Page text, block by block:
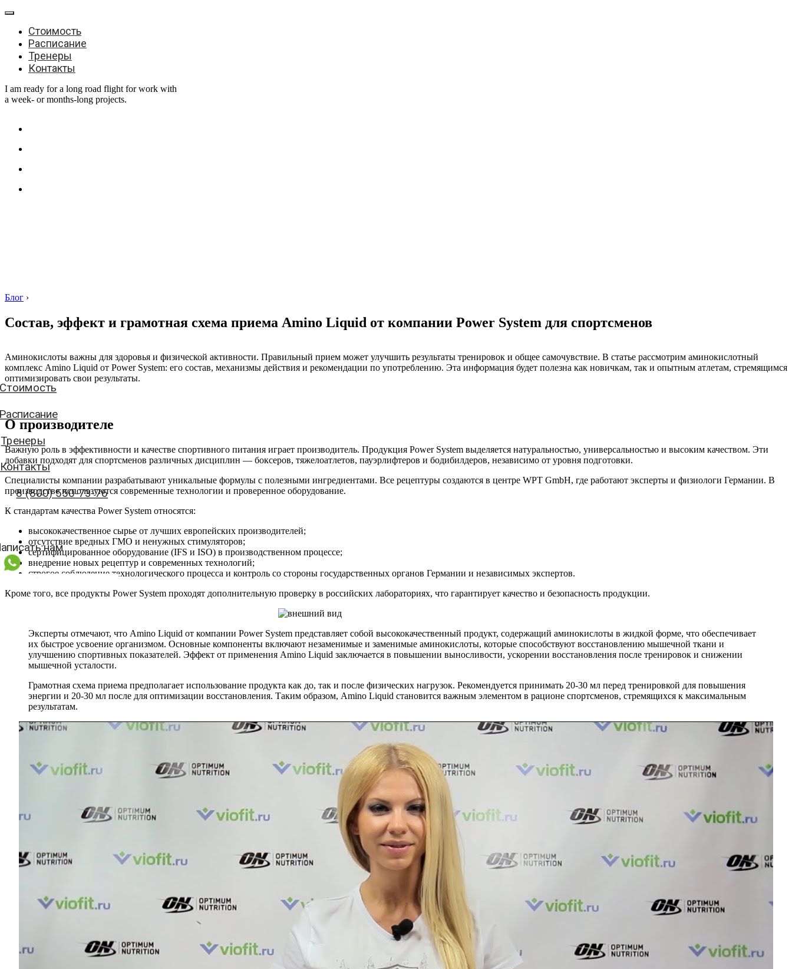
Стоимость
Расписание
Тренеры
Контакты
I am ready for a long road flight for work with
a week- or months-long projects.
Тренеры
Контакты
8 (800) 550-73-76
нам
Блог ›
Состав, эффект и грамотная схема приема Amino Liquid от компании Power System для спортсменов
Аминокислоты важны для здоровья и физической активности. Правильный прием может улучшить результаты тренировок и общее самочувствие. В статье рассмотрим аминокислотный
комплекс Amino Liquid от Power System: его состав, механизмы действия и рекомендации по употреблению. Эта информация будет полезна как новичкам, так и опытным атлетам, стремящимся
оптимизировать свои результаты.
О производителе
Важную роль в эффективности и качестве спортивного питания играет производитель. Продукция Power System выделяется натуральностью, универсальностью и высоким качеством. Эти
добавки подходят для спортсменов различных дисциплин — боксеров, тяжелоатлетов, пауэрлифтеров и бодибилдеров, независимо от уровня подготовки.
Специалисты компании разрабатывают уникальные формулы с полезными ингредиентами. Все рецептуры создаются в центре WPT GmbH, где работают эксперты и физиологи Германии. В
производстве используются современные технологии и проверенное оборудование.
К стандартам качества Power System относятся:
высококачественное сырье от лучших европейских производителей;
отсутствие вредных ГМО и ненужных стимуляторов;
сертифицированное оборудование (IFS и ISO) в производственном процессе;
внедрение новых рецептур и современных технологий;
строгое соблюдение технологического процесса и контроль со стороны государственных органов Германии и независимых экспертов.
Кроме того, все продукты Power System проходят дополнительную проверку в российских лабораториях, что гарантирует качество и безопасность продукции.
Эксперты отмечают, что Amino Liquid от компании Power System представляет собой высококачественный продукт, содержащий аминокислоты в жидкой форме, что обеспечивает
их быстрое усвоение организмом. Основные компоненты включают незаменимые и заменимые аминокислоты, которые способствуют восстановлению мышечной ткани и
улучшению спортивных показателей. Эффект от применения Amino Liquid заключается в повышении выносливости, ускорении восстановления после тренировок и снижении
мышечной усталости.
Грамотная схема приема предполагает использование продукта как до, так и после физических нагрузок. Рекомендуется принимать 20-30 мл перед тренировкой для повышения
энергии и 20-30 мл после для оптимизации восстановления. Таким образом, Amino Liquid становится важным элементом в рационе спортсменов, стремящихся к максимальным
результатам.